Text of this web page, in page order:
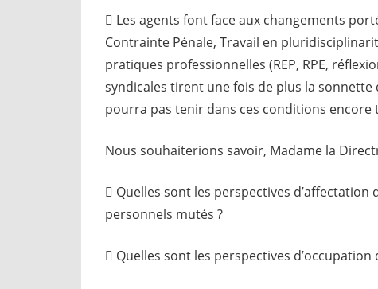
 Les agents font face aux changements
Contrainte Pénale, Travail en
pratiques professionnelles (REP, RPE,
syndicales tirent une fois de plus la sonnette
pourra pas tenir dans ces conditions encore
Nous souhaiterions savoir, Madame la
 Quelles sont les perspectives
personnels mutés ?
 Quelles sont les perspectives d’occupation